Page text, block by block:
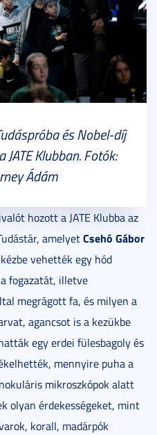
és Nobel-díj
Klubban. Fotók:
Ádám
hozott a JATE Klubba az
amelyetCsehó Gábor
vehették egy hód
fogazatát, illetve
megrágott fa, és milyen a
agancsot is a kezükbe
egy erdei fülesbagoly és
mennyire puha a
mikroszkópok alatt
olyan érdekességeket, mint
korall, madárpók